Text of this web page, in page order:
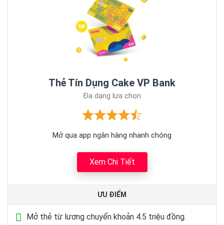
Thẻ Tín Dụng Cake VP Bank
Đa dạng lựa chọn
Mở qua app ngân hàng nhanh chóng
Xem Chi Tiết
ƯU ĐIỂM
Mở thẻ từ lương chuyển khoản 4.5 triệu đồng.